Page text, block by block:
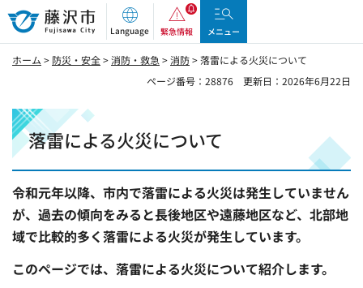
藤沢市
Language 緊急情報 メニュー
ホーム > 防災・安全>消防・救急 >消防> 落雷による火災について
ページ番号：28876
更新日：2026年6月22日
落雷による火災について
令和元年以降、市内で落雷による火災は発生していません
が、過去の傾向をみると長後地区や遠藤地区など、北部地
域で比較的多く落雷による火災が発生しています。
このページでは、落雷による火災について紹介します。